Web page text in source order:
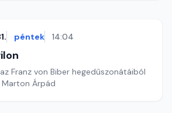
péntek 14:04
Franz von Biber hegedűszonátáiból
Marton Árpád